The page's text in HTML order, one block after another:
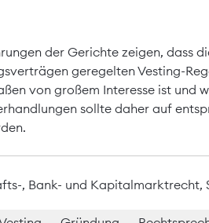
der Gerichte zeigen, dass
geregelten Vesting-
von großem Interesse ist und
sollte daher auf
, Bank- und Kapitalmarktrecht,